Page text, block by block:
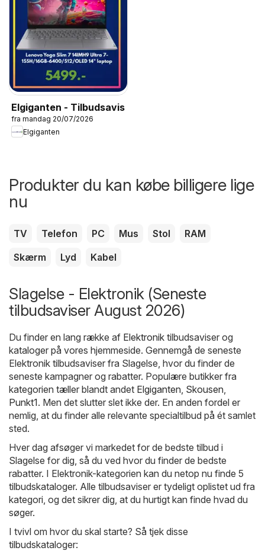
Elgiganten - Tilbudsavis
fra mandag 20/07/2026
Elgiganten
Produkter du kan købe billigere lige
nu
TV Telefon PC Mus Stol
RAM
Skærm
Lyd Kabel
Slagelse - Elektronik (Seneste
tilbudsaviser August 2026)
Du finder en lang række af Elektronik tilbudsaviser og
kataloger på vores hjemmeside. Gennemgå de seneste
Elektronik tilbudsaviser fra Slagelse, hvor du finder de
seneste kampagner og rabatter. Populære butikker fra
kategorien tæller blandt andet Elgiganten, Skousen,
Punkt1. Men det slutter slet ikke der. En anden fordel er
nemlig, at du finder alle relevante specialtilbud på ét samlet
sted.
Hver dag afsøger vi markedet for de bedste tilbud i
Slagelse for dig, så du ved hvor du finder de bedste
rabatter. I Elektronik-kategorien kan du netop nu finde 5
tilbudskataloger. Alle tilbudsaviser er tydeligt oplistet ud fra
kategori, og det sikrer dig, at du hurtigt kan finde hvad du
søger.
I tvivl om hvor du skal starte? Så tjek disse
tilbudskataloger: